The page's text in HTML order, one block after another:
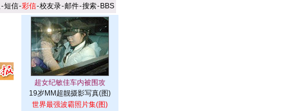
-短信-彩信-校友录-邮件-搜索- BBS
19岁MM超靓摄影写真(图)
世界最强波霸照片集(图)